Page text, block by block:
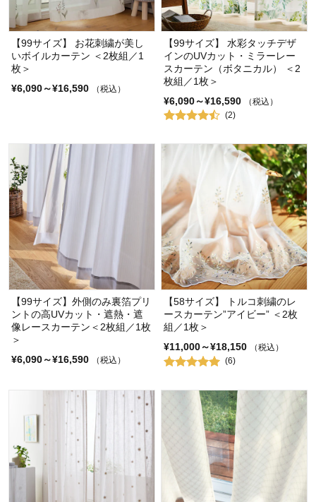
【99サイズ】 お花刺繍が美し
いボイルカーテン ＜2枚組／1
枚＞
¥6,090～¥16,590
（税込）
【99サイズ】 水彩タッチデザ
インのUVカット・ミラーレー
スカーテン（ボタニカル） ＜2
枚組／1枚＞
¥6,090～¥16,590
（税込）
(2)
【99サイズ】外側のみ裏箔プリ
ントの高UVカット・遮熱・遮
像レースカーテン＜2枚組／1枚
＞
¥6,090～¥16,590
（税込）
【58サイズ】 トルコ刺繍のレ
ースカーテン”アイビー” ＜2枚
組／1枚＞
¥11,000～¥18,150
（税込）
(6)